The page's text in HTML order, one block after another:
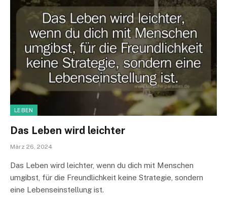
LEBEN
Das Leben wird leichter
März 26, 2024
Das Leben wird leichter, wenn du dich mit Menschen
umgibst, für die Freundlichkeit keine Strategie, sondern
eine Lebenseinstellung ist.